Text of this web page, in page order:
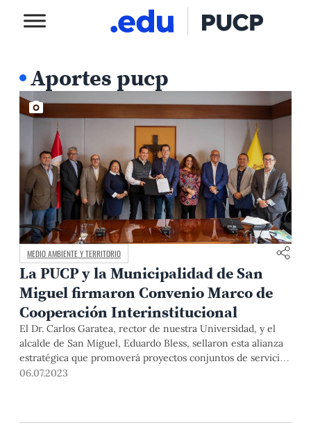
Aportes pucp
MEDIO AMBIENTE Y TERRITORIO
La PUCP y la Municipalidad de San
Miguel firmaron Convenio Marco de
Cooperación Interinstitucional
El Dr. Carlos Garatea, rector de nuestra Universidad, y el
alcalde de San Miguel, Eduardo Bless, sellaron esta alianza
estratégica que promoverá proyectos conjuntos de servicio
a la comunidad en temas como desarrollo urbano, medio
06.07.2023